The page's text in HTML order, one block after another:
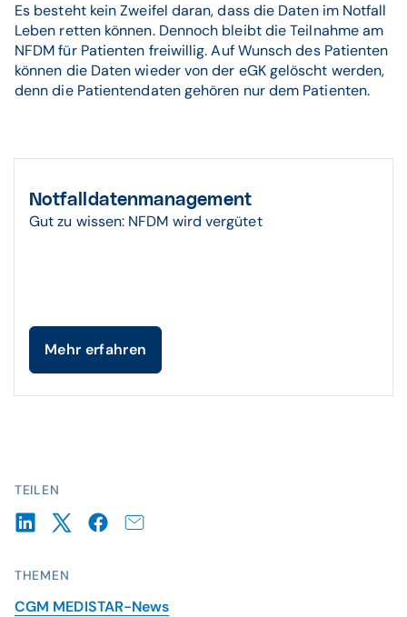
TEILEN
THEMEN
CGM MEDISTAR-News
Es besteht kein Zweifel daran, dass die Daten im Notfall
Leben retten können. Dennoch bleibt die Teilnahme am
NFDM für Patienten freiwillig. Auf Wunsch des Patienten
können die Daten wieder von der eGK gelöscht werden,
denn die Patientendaten gehören nur dem Patienten.
Notfalldatenmanagement
Gut zu wissen: NFDM wird vergütet
Mehr erfahren